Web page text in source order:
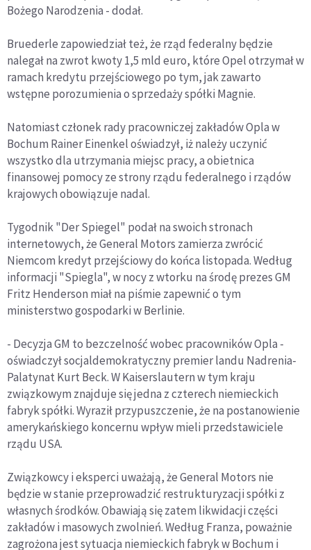
Bożego Narodzenia - dodał.
Bruederle zapowiedział też, że rząd federalny będzie
nalegał na zwrot kwoty 1,5 mld euro, które Opel otrzymał w
ramach kredytu przejściowego po tym, jak zawarto
wstępne porozumienia o sprzedaży spółki Magnie.
Natomiast członek rady pracowniczej zakładów Opla w
Bochum Rainer Einenkel oświadzył, iż należy uczynić
wszystko dla utrzymania miejsc pracy, a obietnica
finansowej pomocy ze strony rządu federalnego i rządów
krajowych obowiązuje nadal.
Tygodnik "Der Spiegel" podał na swoich stronach
internetowych, że General Motors zamierza zwrócić
Niemcom kredyt przejściowy do końca listopada. Według
informacji "Spiegla", w nocy z wtorku na środę prezes GM
Fritz Henderson miał na piśmie zapewnić o tym
ministerstwo gospodarki w Berlinie.
- Decyzja GM to bezczelność wobec pracowników Opla -
oświadczył socjaldemokratyczny premier landu Nadrenia-
Palatynat Kurt Beck. W Kaiserslautern w tym kraju
związkowym znajduje się jedna z czterech niemieckich
fabryk spółki. Wyraził przypuszczenie, że na postanowienie
amerykańskiego koncernu wpływ mieli przedstawiciele
rządu USA.
Związkowcy i eksperci uważają, że General Motors nie
będzie w stanie przeprowadzić restrukturyzacji spółki z
własnych środków. Obawiają się zatem likwidacji części
zakładów i masowych zwolnień. Według Franza, poważnie
zagrożona jest sytuacja niemieckich fabryk w Bochum i